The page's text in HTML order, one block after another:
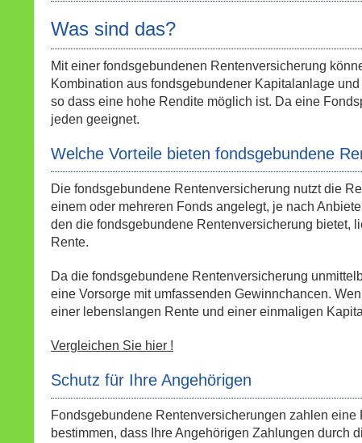
Was sind das?
Mit einer fondsgebundenen Rentenversicherung
Kombination aus fondsgebundener Kapitalanlage
so dass eine hohe Rendite möglich ist. Da eine
jeden geeignet.
Welche Vorteile bieten fondsgebundene
Die fondsgebundene Rentenversicherung nutzt die
einem oder mehreren Fonds angelegt, je nach
den die fondsgebundene Rentenversicherung bietet,
Rente.
Da die fondsgebundene Rentenversicherung
eine Vorsorge mit umfassenden Gewinnchancen.
einer lebenslangen Rente und einer einmaligen
Vergleichen Sie hier !
Schutz für Ihre Angehörigen
Fondsgebundene Rentenversicherungen zahlen
bestimmen, dass Ihre Angehörigen Zahlungen durch